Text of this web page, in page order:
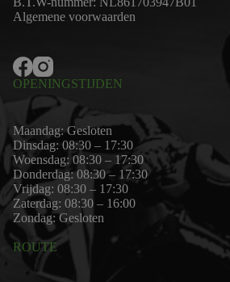
Algemene voorwaarden
OPENINGSTIJDEN
Maandag: Gesloten
Dinsdag: 08:30 – 17:30
Woensdag: 08:30 – 17:30
Donderdag: 08:30 – 17:30
Vrijdag: 08:30 – 17:30
Zaterdag: 08:30 – 16:00
Zondag: Gesloten
ROUTE